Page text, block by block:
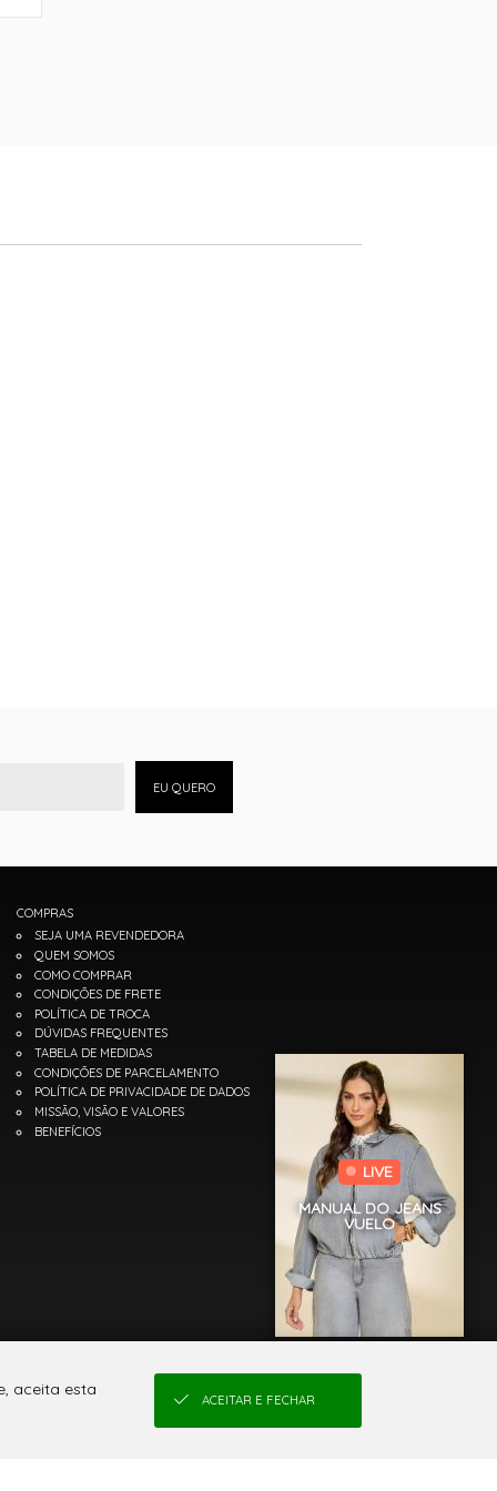
EU QUERO
COMPRAS
SEJA UMA REVENDEDORA
QUEM SOMOS
COMO COMPRAR
CONDIÇÕES DE FRETE
POLÍTICA DE TROCA
DÚVIDAS FREQUENTES
TABELA DE MEDIDAS
CONDIÇÕES DE PARCELAMENTO
POLÍTICA DE PRIVACIDADE DE DADOS
MISSÃO, VISÃO E VALORES
BENEFÍCIOS
LIVE
MANUAL DO JEANS
VUELO
aceita esta
ACEITAR E FECHAR